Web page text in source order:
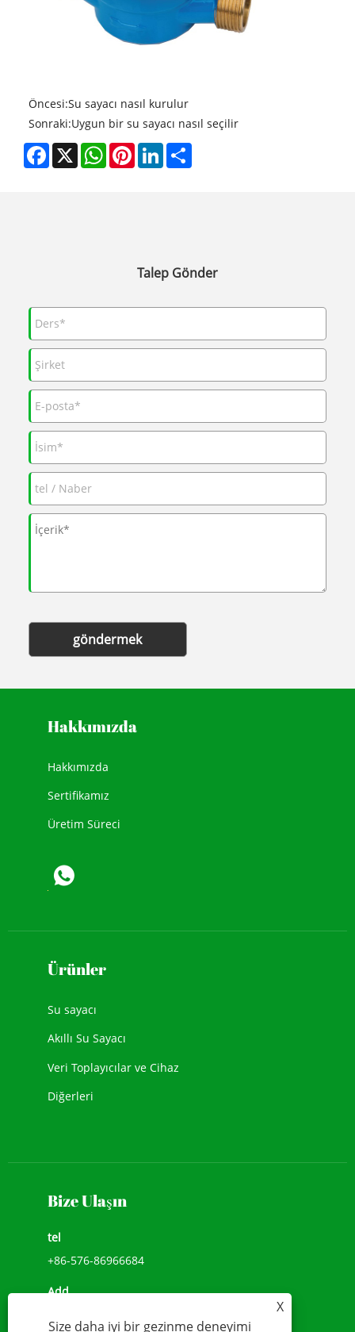
Öncesi:Su sayacı nasıl kurulur
Sonraki:Uygun bir su sayacı nasıl seçilir
Facebook
X WhatsAppPinterestLinkedInShare
Talep Gönder
göndermek
Hakkımızda
Hakkımızda
Sertifikamız
Üretim Süreci
Ürünler
Su sayacı
Akıllı Su Sayacı
Veri Toplayıcılar ve Cihaz
Diğerleri
Bize Ulaşın
tel
+86-576-86966684
Add
NO.1039, JIULONG AVENUE, CHENGXI SOKAK,
X
Size daha iyi bir gezinme deneyimi